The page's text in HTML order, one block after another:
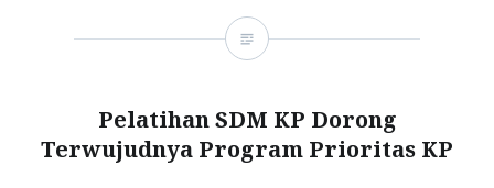
Pelatihan SDM KP Dorong
Terwujudnya Program Prioritas KP